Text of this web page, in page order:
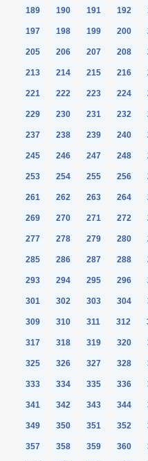
189 190 191 192
197 198 199 200
205 206 207 208
213 214 215 216
221 222 223 224
229 230 231 232
237 238 239 240
245 246 247 248
253 254 255 256
261 262 263 264
269 270 271 272
277 278 279 280
285 286 287 288
293 294 295 296
301 302 303 304
309 310 311 312
317 318 319 320
325 326 327 328
333 334 335 336
341 342 343 344
349 350 351 352
357 358 359 360